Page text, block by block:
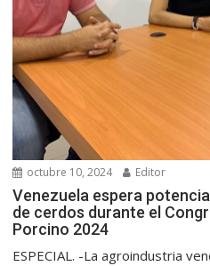
octubre 10, 2024 Editor
Venezuela espera
de cerdos durante el
Porcino 2024
ESPECIAL. -La agroindustria